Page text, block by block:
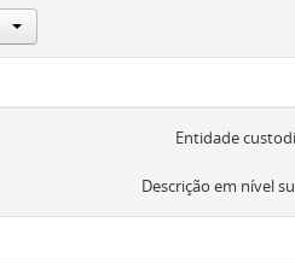
Entidade
Descrição em nível